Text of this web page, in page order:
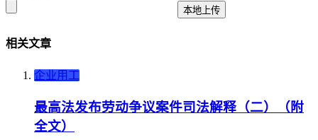
本地上传
相关文章
企业用工
最高法发布劳动争议案件司法解释（二）（附
全文）